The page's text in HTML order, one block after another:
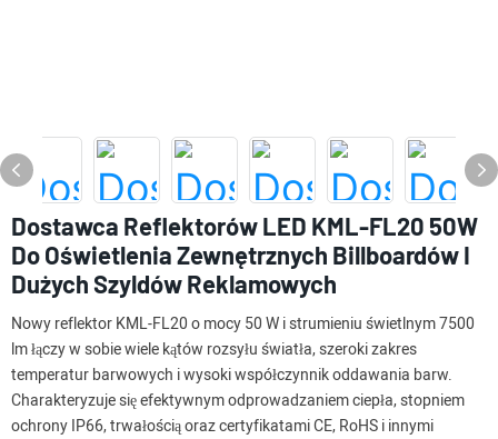
Dostawca Reflektorów LED KML-FL20 50W
Do Oświetlenia Zewnętrznych Billboardów I
Dużych Szyldów Reklamowych
Nowy reflektor KML-FL20 o mocy 50 W i strumieniu świetlnym 7500
lm łączy w sobie wiele kątów rozsyłu światła, szeroki zakres
temperatur barwowych i wysoki współczynnik oddawania barw.
Charakteryzuje się efektywnym odprowadzaniem ciepła, stopniem
ochrony IP66, trwałością oraz certyfikatami CE, RoHS i innymi